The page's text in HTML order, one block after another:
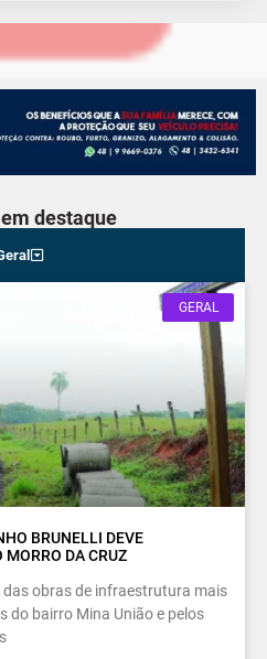
destaque
GERAL
BRUNELLI DEVE
MORRO DA CRUZ
obras de infraestrutura mais
do bairro Mina União e pelos